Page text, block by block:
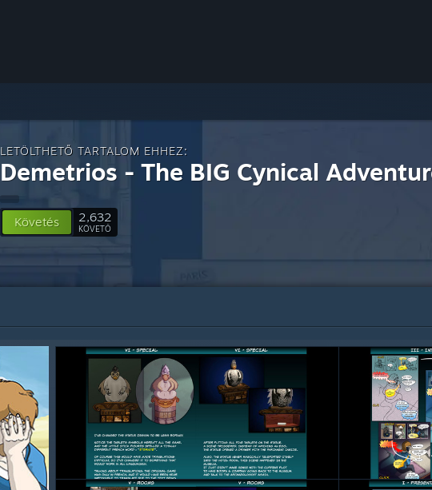
LETÖLTHETŐ TARTALOM EHHEZ:
Demetrios - The BIG Cynical
Követés 2,632
KÖVETŐ